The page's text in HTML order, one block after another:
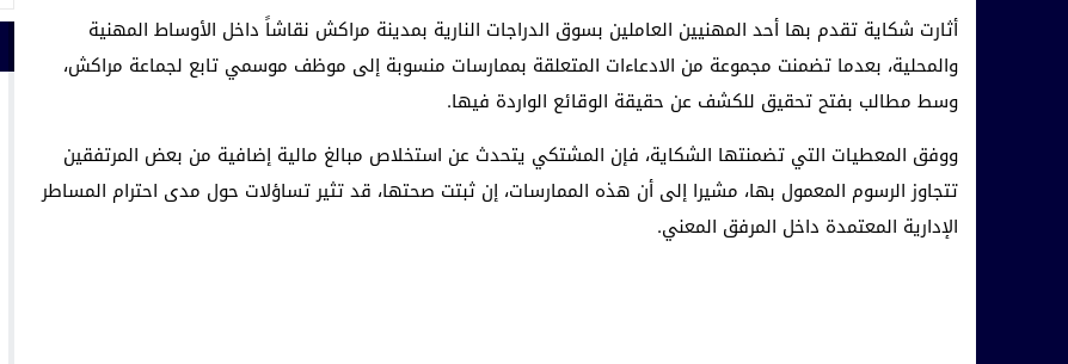
أثارت شكاية تقدم بها أحد المهنيين العاملين بسوق الدراجات النارية بمدينة مراكش نقاشاً داخل الأوساط المهنية
والمحلية، بعدما تضمنت مجموعة من الادعاءات المتعلقة بممارسات منسوبة إلى موظف موسمي تابع لجماعة مراكش،
وسط مطالب بفتح تحقيق للكشف عن حقيقة الوقائع الواردة فيها.
ووفق المعطيات التي تضمنتها الشكاية، فإن المشتكي يتحدث عن استخلاص مبالغ مالية إضافية من بعض المرتفقين
تتجاوز الرسوم المعمول بها، مشيرا إلى أن هذه الممارسات، إن ثبتت صحتها، قد تثير تساؤلات حول مدى احترام المساطر
الإدارية المعتمدة داخل المرفق المعني.